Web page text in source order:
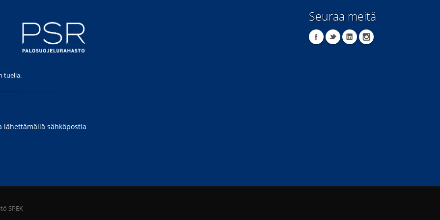
tuella.
lähettämällä sähköpostia
Seuraa meitä
SPEK